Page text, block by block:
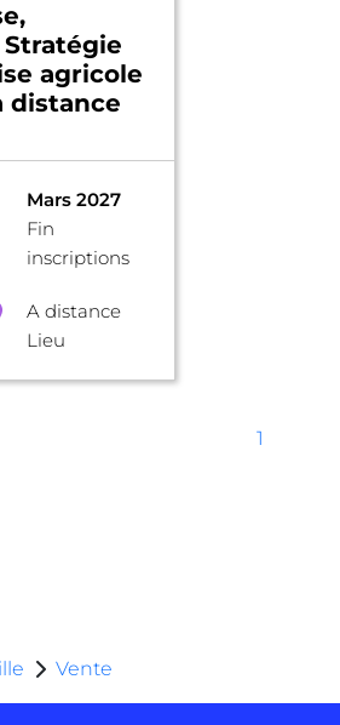
agricole
distance
Mars 2027
Fin
inscriptions
A distance
Lieu
1
Vente